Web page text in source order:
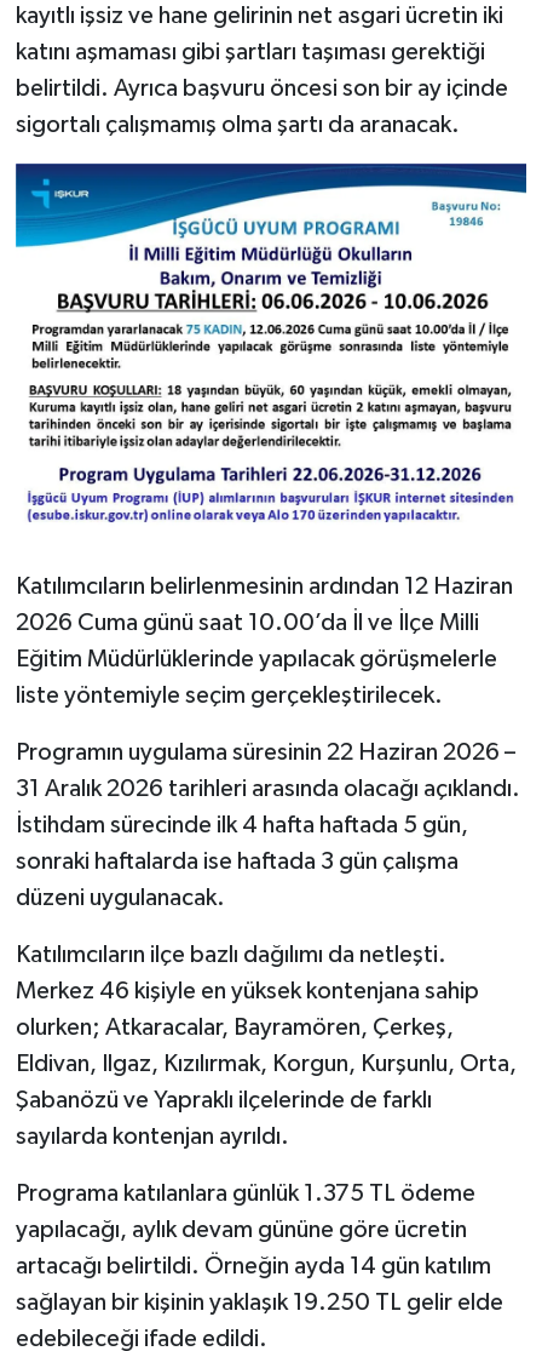
kayıtlı işsiz ve hane gelirinin net asgari ücretin iki
katını aşmaması gibi şartları taşıması gerektiği
belirtildi. Ayrıca başvuru öncesi son bir ay içinde
sigortalı çalışmamış olma şartı da aranacak.
Katılımcıların belirlenmesinin ardından 12 Haziran
2026 Cuma günü saat 10.00’da İl ve İlçe Milli
Eğitim Müdürlüklerinde yapılacak görüşmelerle
liste yöntemiyle seçim gerçekleştirilecek.
Programın uygulama süresinin 22 Haziran 2026 –
31 Aralık 2026 tarihleri arasında olacağı açıklandı.
İstihdam sürecinde ilk 4 hafta haftada 5 gün,
sonraki haftalarda ise haftada 3 gün çalışma
düzeni uygulanacak.
Katılımcıların ilçe bazlı dağılımı da netleşti.
Merkez 46 kişiyle en yüksek kontenjana sahip
olurken; Atkaracalar, Bayramören, Çerkeş,
Eldivan, Ilgaz, Kızılırmak, Korgun, Kurşunlu, Orta,
Şabanözü ve Yapraklı ilçelerinde de farklı
sayılarda kontenjan ayrıldı.
Programa katılanlara günlük 1.375 TL ödeme
yapılacağı, aylık devam gününe göre ücretin
artacağı belirtildi. Örneğin ayda 14 gün katılım
sağlayan bir kişinin yaklaşık 19.250 TL gelir elde
edebileceği ifade edildi.